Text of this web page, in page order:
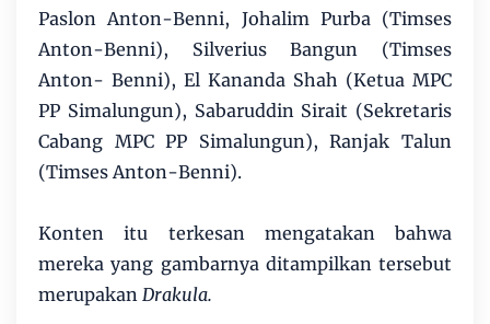
Paslon Anton-Benni, Johalim Purba (Timses
Anton-Benni), Silverius Bangun (Timses
Anton- Benni), El Kananda Shah (Ketua MPC
PP Simalungun), Sabaruddin Sirait (Sekretaris
Cabang MPC PP Simalungun), Ranjak Talun
(Timses Anton-Benni).
Konten itu terkesan mengatakan bahwa
mereka yang gambarnya ditampilkan tersebut
merupakan Drakula.